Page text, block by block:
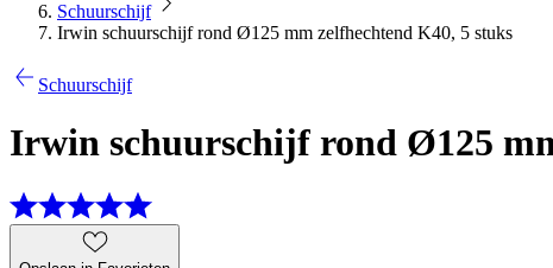
Schuurschijf
Irwin schuurschijf rond Ø125 mm zelfhechtend K40, 5 stuks
Schuurschijf
Irwin schuurschijf rond Ø125